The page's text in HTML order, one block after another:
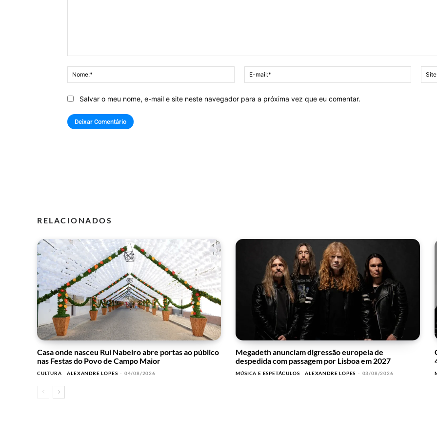
Nome:*
mail:*
Salvar o meu nome, e-mail e site neste navegador para a próxima vez que eu comentar.
RELACIONADOS
Casa onde nasceu Rui Nabeiro abre portas ao público
nas Festas do Povo de Campo Maior
CULTURA ALEXANDRE LOPES - 04/08/2026
Megadeth anunciam digressão europeia de
despedida com passagem por Lisboa em 2027
MÚSICA E ESPETÁCULOS ALEXANDRE LOPES - 03/08/2026